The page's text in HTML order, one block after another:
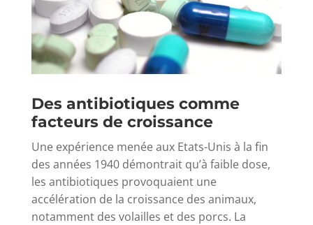
Des antibiotiques comme
facteurs de croissance
Une expérience menée aux Etats-Unis à la fin
des années 1940 démontrait qu’à faible dose,
les antibiotiques provoquaient une
accélération de la croissance des animaux,
notamment des volailles et des porcs. La